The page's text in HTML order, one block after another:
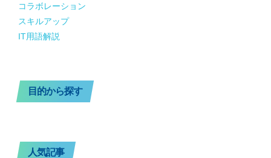
コラボレーション
スキルアップ
IT用語解説
目的から探す
人気記事